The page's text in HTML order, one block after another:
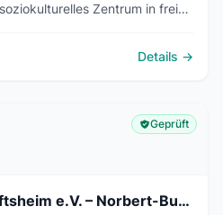
Zentrum in freier
Details →
Geprüft
Quäker Nachbarschaftsheim e.V. – Norbert-Burger-Bürgerzentrum